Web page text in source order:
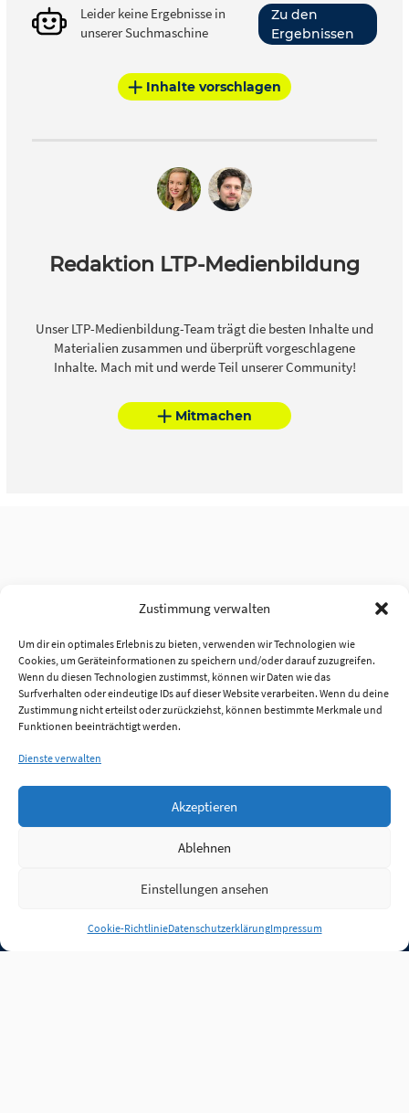
Zustimmung verwalten
Um dir ein optimales Erlebnis zu bieten, verwenden wir Technologien wie
Cookies, um Geräteinformationen zu speichern und/oder darauf zuzugreifen.
Wenn du diesen Technologien zustimmst, können wir Daten wie das
Surfverhalten oder eindeutige IDs auf dieser Website verarbeiten. Wenn du deine
Zustimmung nicht erteilst oder zurückziehst, können bestimmte Merkmale und
Funktionen beeinträchtigt werden.
Dienste verwalten
Akzeptieren
Ablehnen
Einstellungen ansehen
Cookie-RichtlinieDatenschutzerklärungImpressum
Leider keine Ergebnisse in
unserer Suchmaschine
Zu den
Ergebnissen
Inhalte vorschlagen
Redaktion LTP-Medienbildung
Unser LTP-Medienbildung-Team trägt die besten Inhalte und
Materialien zusammen und überprüft vorgeschlagene
Inhalte. Mach mit und werde Teil unserer Community!
Mitmachen
Anmelden
Jobs Partner FAQ Quellen